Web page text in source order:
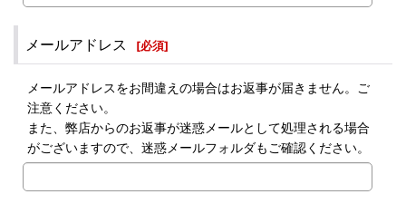
メールアドレス [必須]
メールアドレスをお間違えの場合はお返事が届きません。ご
注意ください。
また、弊店からのお返事が迷惑メールとして処理される場合
がございますので、迷惑メールフォルダもご確認ください。